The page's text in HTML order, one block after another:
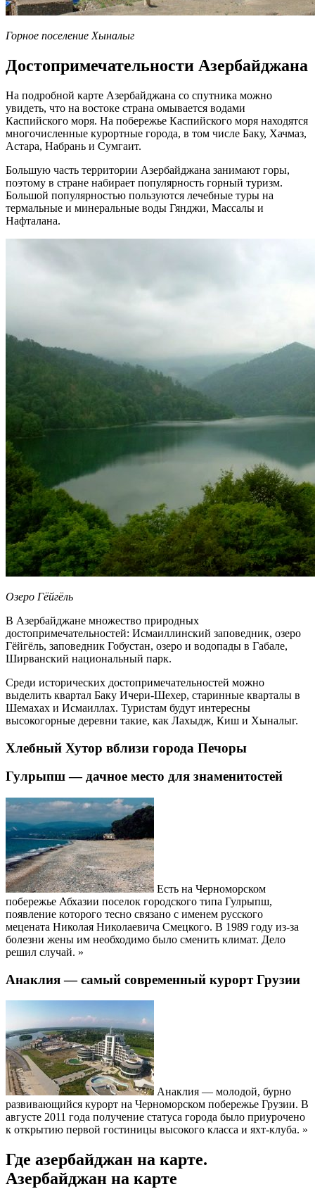
Горное поселение Хыналыг
Достопримечательности Азербайджана
На подробной карте Азербайджана со спутника можно
увидеть, что на востоке страна омывается водами
Каспийского моря. На побережье Каспийского моря находятся
многочисленные курортные города, в том числе Баку, Хачмаз,
Астара, Набрань и Сумгаит.
Большую часть территории Азербайджана занимают горы,
поэтому в стране набирает популярность горный туризм.
Большой популярностью пользуются лечебные туры на
термальные и минеральные воды Гянджи, Массалы и
Нафталана.
Озеро Гёйгёль
В Азербайджане множество природных
достопримечательностей: Исмаиллинский заповедник, озеро
Гёйгёль, заповедник Гобустан, озеро и водопады в Габале,
Ширванский национальный парк.
Среди исторических достопримечательностей можно
выделить квартал Баку Ичери-Шехер, старинные кварталы в
Шемахах и Исмаиллах. Туристам будут интересны
высокогорные деревни такие, как Лахыдж, Киш и Хыналыг.
Хлебный Хутор вблизи города Печоры
Гулрыпш — дачное место для знаменитостей
Есть на Черноморском
побережье Абхазии поселок городского типа Гулрыпш,
появление которого тесно связано с именем русского
мецената Николая Николаевича Смецкого. В 1989 году из-за
болезни жены им необходимо было сменить климат. Дело
решил случай. »
Анаклия — самый современный курорт Грузии
Анаклия — молодой, бурно
развивающийся курорт на Черноморском побережье Грузии. В
августе 2011 года получение статуса города было приурочено
к открытию первой гостиницы высокого класса и яхт-клуба. »
Где азербайджан на карте.
Азербайджан на карте